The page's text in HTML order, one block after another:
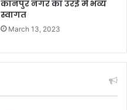
कानपुर नगर का उरई में भव्य
स्वागत
March 13, 2023